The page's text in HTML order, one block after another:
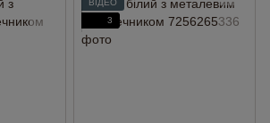
ВІДЕО
3